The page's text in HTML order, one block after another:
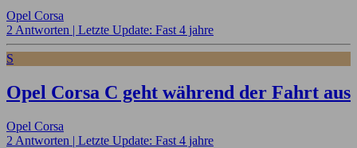
Opel Corsa
2 Antworten | Letzte Update: Fast 4 jahre
S
Opel Corsa C geht während der Fahrt aus
Opel Corsa
2 Antworten | Letzte Update: Fast 4 jahre